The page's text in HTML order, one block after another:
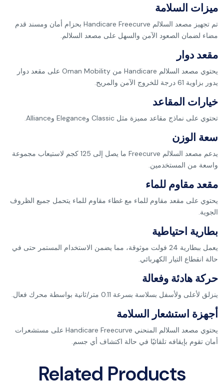
ميزات السلامة
تم تجهيز مصعد السلالم Handicare Freecurve بحزام أمان ومسند قدم
مضاء لضمان الصعود الآمن والسهل على مصعد السلالم.
مقعد دوار
يحتوي مصعد السلالم Handicare من Oman Mobility على مقعد دوار
يدور بزاوية 61 درجة للخروج الآمن والمريح.
خيارات المقاعد
تحتوي على نماذج مقاعد مميزة مثل Classic وElegance وAlliance.
سعة الوزن
يدعم مصعد السلالم Freecurve ما يصل إلى 125 كجم لاستيعاب مجموعة
واسعة من المستخدمين.
مقعد مقاوم للماء
يحتوي على مقعد مقاوم للماء مع غطاء مقاوم للماء يتحمل جميع الظروف
الجوية.
بطارية احتياطية
يعمل ببطارية 24 فولت موثوقة، مما يضمن الاستخدام المستمر حتى في
حالة انقطاع التيار الكهربائي.
حركة هادئة وفعالة
ينزلق لأعلى ولأسفل بسلاسة بسرعة 0.11 متر/ثانية بواسطة محرك فعال.
أجهزة استشعار السلامة
يحتوي مصعد السلالم المنحني Handicare Freecurve على مستشعرات
أمان تقوم بإيقافه تلقائيًا في حالة اكتشاف أي جسم.
Related Products